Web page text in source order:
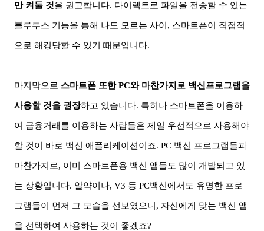
만 켜둘 것을 권고합니다. 다이렉트로 파일을 전송할 수 있는
블루투스 기능을 통해 나도 모르는 사이 , 스마트폰이 직접적
으로 해킹당할 수 있기 때문입니다.
마지막으로 스마트폰 또한PC와 마찬가지로 백신프로그램을
사용할 것을 권장하고 있습니다. 특히나 스마트폰을 이용하
여 금융거래를 이용하는 사람들은 제일 우선적으로 사용해야
할 것이 바로 백신 애플리케이션이죠. PC 백신 프로그램들과
마찬가지로, 이미 스마트폰용 백신 앱들도 많이 개발되고 있
는 상황입니다. 알약이나, V3 등 PC백신에서도 유명한 프로
그램들이 먼저 그 모습을 선보였으니 , 자신에게 맞는 백신 앱
을 선택하여 사용하는 것이 좋겠죠?